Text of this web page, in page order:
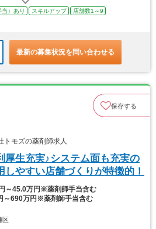
）あり スキルアップ
店舗数1～9
最新の募集状況を問い合わせる
保存する
モズの薬剤師求人
厚生充実♪システム面も充実の
やすい店舗づくりが特徴的！
～45.0万円※薬剤師手当含む
～690万円※薬剤師手当含む
区